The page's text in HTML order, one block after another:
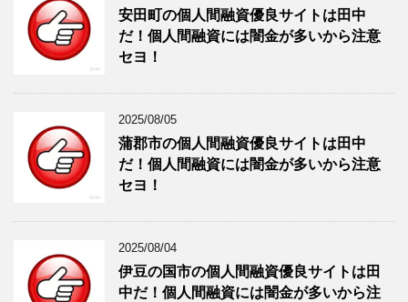
安田町の個人間融資優良サイトは田中
だ！個人間融資には闇金が多いから注意
セヨ！
2025/08/05
蒲郡市の個人間融資優良サイトは田中
だ！個人間融資には闇金が多いから注意
セヨ！
2025/08/04
伊豆の国市の個人間融資優良サイトは田
中だ！個人間融資には闇金が多いから注